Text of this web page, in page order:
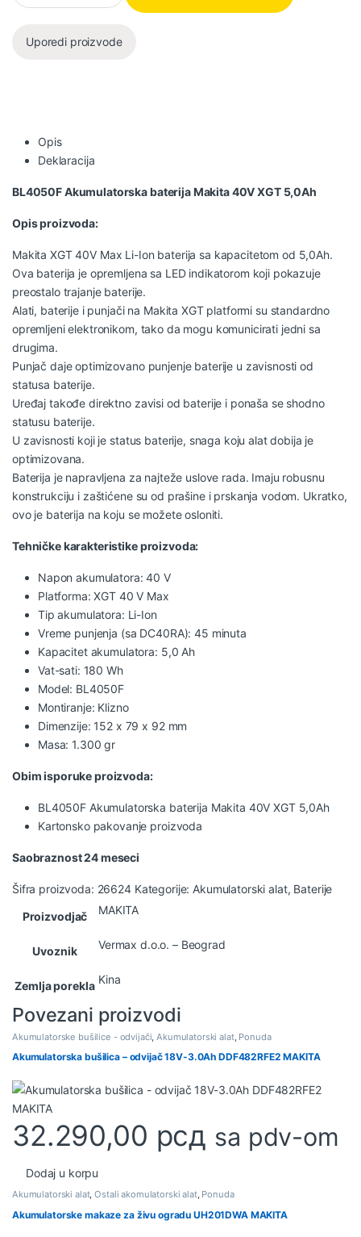
Uporedi proizvode
Opis
Deklaracija
BL4050F Akumulatorska baterija Makita 40V XGT 5,0Ah
Opis proizvoda:
Makita XGT 40V Max Li-Ion baterija sa kapacitetom od 5,0Ah.
Ova baterija je opremljena sa LED indikatorom koji pokazuje
preostalo trajanje baterije.
Alati, baterije i punjači na Makita XGT platformi su standardno
opremljeni elektronikom, tako da mogu komunicirati jedni sa
drugima.
Punjač daje optimizovano punjenje baterije u zavisnosti od
statusa baterije.
Uređaj takođe direktno zavisi od baterije i ponaša se shodno
statusu baterije.
U zavisnosti koji je status baterije, snaga koju alat dobija je
optimizovana.
Baterija je napravljena za najteže uslove rada. Imaju robusnu
konstrukciju i zaštićene su od prašine i prskanja vodom. Ukratko,
ovo je baterija na koju se možete osloniti.
Tehničke karakteristike proizvoda:
Napon akumulatora: 40 V
Platforma: XGT 40 V Max
Tip akumulatora: Li-Ion
Vreme punjenja (sa DC40RA): 45 minuta
Kapacitet akumulatora: 5,0 Ah
Vat-sati: 180 Wh
Model: BL4050F
Montiranje: Klizno
Dimenzije: 152 x 79 x 92 mm
Masa: 1.300 gr
Obim isporuke proizvoda:
BL4050F Akumulatorska baterija Makita 40V XGT 5,0Ah
Kartonsko pakovanje proizvoda
Saobraznost 24 meseci
Šifra proizvoda: 26624 Kategorije: Akumulatorski alat, Baterije
Proizvodjač
MAKITA
Uvoznik Vermax d.o.o. – Beograd
Zemlja porekla Kina
Povezani proizvodi
Akumulatorske bušilice - odvijači,Akumulatorski alat, Ponuda
Akumulatorska bušilica – odvijač 18V-3.0Ah DDF482RFE2 MAKITA
32.290,00 рсд sa pdv-om
Dodaj u korpu
Akumulatorski alat,Ostali akomulatorski alat, Ponuda
Akumulatorske makaze za živu ogradu UH201DWA MAKITA